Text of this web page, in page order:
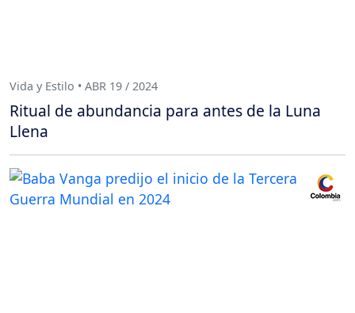
Vida y Estilo • ABR 19 / 2024
Ritual de abundancia para antes de la Luna
Llena